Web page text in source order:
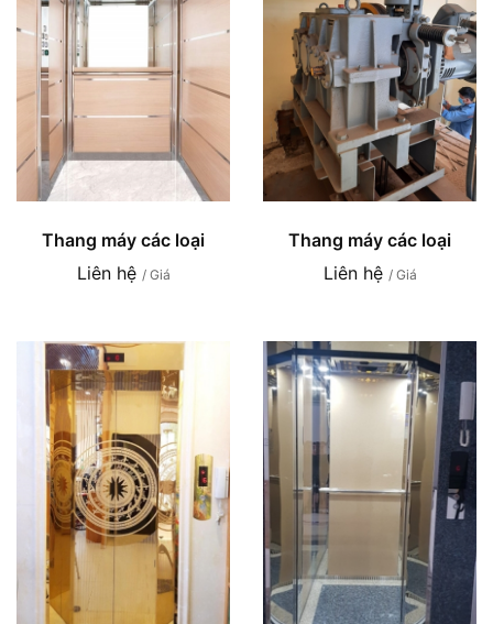
Thang máy các loại
Liên hệ / Giá
Thang máy các loại
Liên hệ / Giá